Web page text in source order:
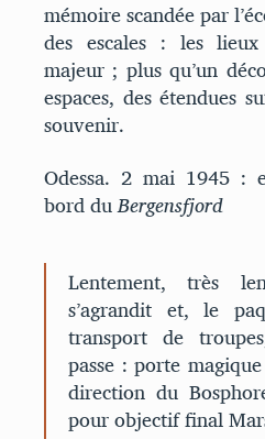
mémoire scandée par
des escales : les
majeur ; plus qu’un
espaces, des étendues
souvenir.
Odessa. 2 mai 1945 :
bord duBergensfjord
Lentement, très
s’agrandit et, le
transport de
passe : porte
direction du
pour objectif final